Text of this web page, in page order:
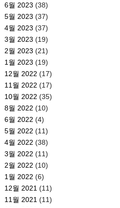
6월 2023 (38)
5월 2023 (37)
4월 2023 (37)
3월 2023 (19)
2월 2023 (21)
1월 2023 (19)
12월 2022 (17)
11월 2022 (17)
10월 2022 (35)
8월 2022 (10)
6월 2022 (4)
5월 2022 (11)
4월 2022 (38)
3월 2022 (11)
2월 2022 (10)
1월 2022 (6)
12월 2021 (11)
11월 2021 (11)